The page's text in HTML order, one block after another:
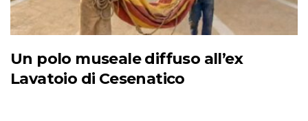
Un polo museale diffuso all’ex
Lavatoio di Cesenatico